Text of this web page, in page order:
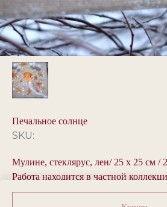
Печальное солнце
SKU:
Мулине, стеклярус, лен/ 25 x 25 см /
Работа находится в частной
Возможно создание авторской